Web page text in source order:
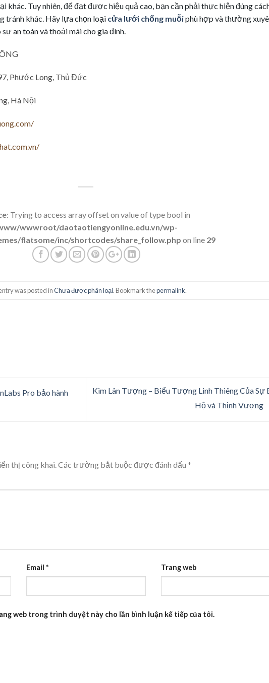
khác. Tuy nhiên, để đạt được hiệu quả cao, bạn cần phải thực hiện đúng
tránh khác. Hãy lựa chọn loại cửa lưới chống muỗiphù hợp và thường
an toàn và thoải mái cho gia đình.
Phước Long, Thủ Đức
Hà Nội
: Trying to access array offset on value of type bool in
wwwroot/daotaotiengyonline.edu.vn/wp-
flatsome/inc/shortcodes/share_follow.php on line 29
was posted inChưa được phân loại. Bookmark thepermalink.
Pro bảo hành
Kim Lân Tượng – Biểu Tượng Linh Thiêng Của Sự
Hộ và Thịnh Vượng
thị công khai.Các trường bắt buộc được đánh dấu *
Email * Trang web
web trong trình duyệt này cho lần bình luận kế tiếp của tôi.